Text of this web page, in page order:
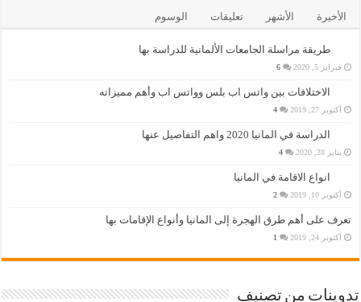
الأخيرة الأشهر تعليقات الوسوم
طريقة مراسلة الجامعات الألمانية للدراسة بها
فبراير 5, 2020 6
الاختلافات بين واتس اب بلس وواتس اب وأهم مميزاته
أكتوبر 27, 2019 4
الدراسة في المانيا 2020 واهم التفاصيل عنها
يناير 28, 2020 4
انواع الاقامة في المانيا
أكتوبر 10, 2019 2
تعرف على أهم طرق الهجرة إلى المانيا وأنواع الإقامات بها
أكتوبر 24, 2019 1
تدوينات من تصنيف